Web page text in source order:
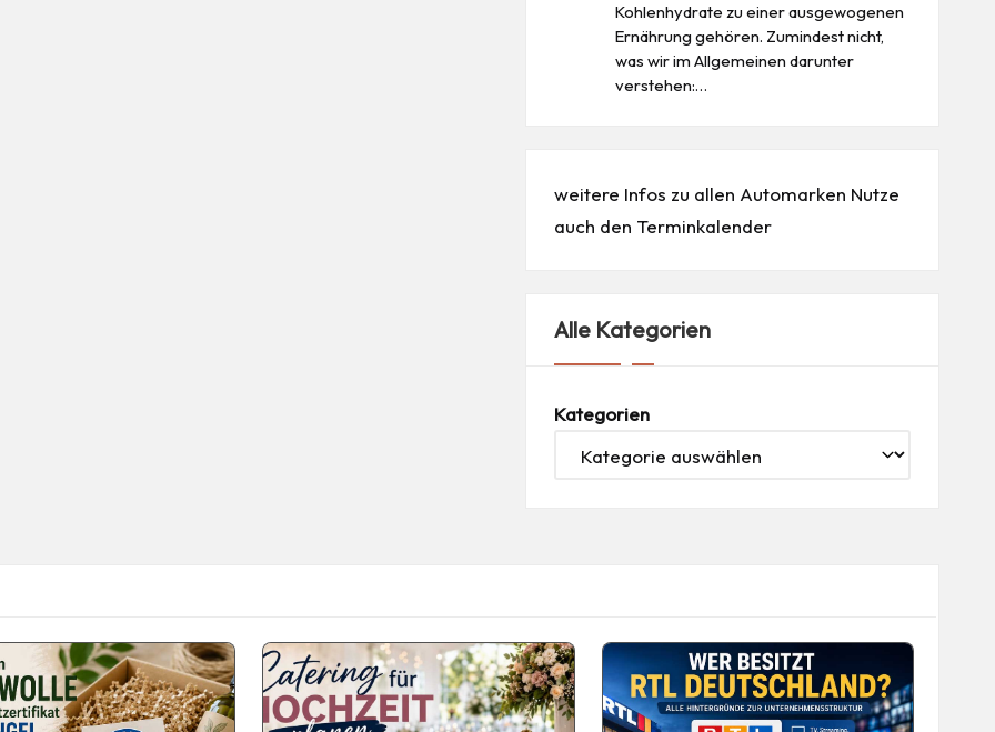
Kohlenhydrate zu einer ausgewogenen
Ernährung gehören. Zumindest nicht,
was wir im Allgemeinen darunter
verstehen:…
weitere Infos zu allen Automarken Nutze
auch den Terminkalender
Alle Kategorien
Kategorien